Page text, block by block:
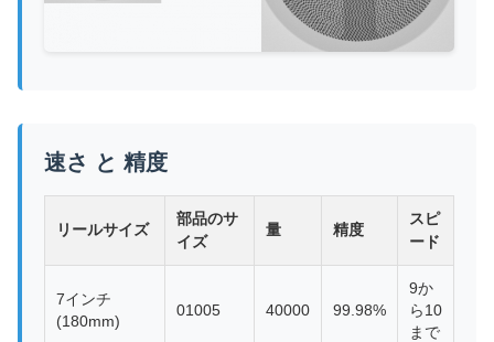
速さ と 精度
リールサイズ
部品のサ
イズ
量 精度
スピ
ード
7インチ
(180mm)
01005 40000 99.98%
9か
ら10
まで